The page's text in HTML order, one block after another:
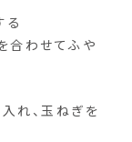
る
わせてふや
れ、玉ねぎを